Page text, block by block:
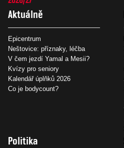
Aktuálně
Epicentrum
Neštovice: příznaky, léčba
V čem jezdí Yamal a Mesii?
Kvízy pro seniory
Kalendář úplňků 2026
Co je bodycount?
Politika